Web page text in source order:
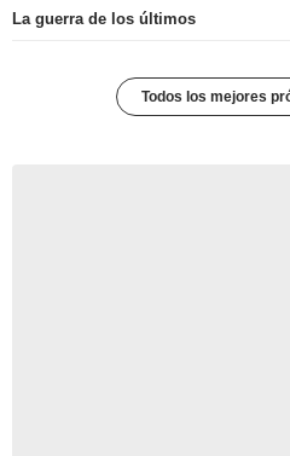
La guerra de los últimos
Todos los mejores